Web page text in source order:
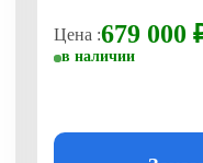
Цена :679 000
в наличии